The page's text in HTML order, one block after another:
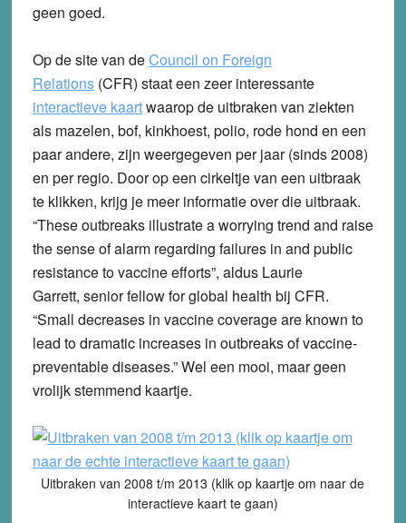
geen goed.
Op de site van deCouncil on Foreign
Relations(CFR) staat een zeer interessante
interactieve kaartwaarop de uitbraken van ziekten
als mazelen, bof, kinkhoest, polio, rode hond en een
paar andere, zijn weergegeven per jaar (sinds 2008)
en per regio. Door op een cirkeltje van een uitbraak
te klikken, krijg je meer informatie over die uitbraak.
“These outbreaks illustrate a worrying trend and raise
the sense of alarm regarding failures in and public
resistance to vaccine efforts”, aldus Laurie
Garrett, senior fellow for global health bij CFR.
“Small decreases in vaccine coverage are known to
lead to dramatic increases in outbreaks of vaccine-
preventable diseases.” Wel een mooi, maar geen
vrolijk stemmend kaartje.
Uitbraken van 2008 t/m 2013 (klik op kaartje om naar de
interactieve kaart te gaan)